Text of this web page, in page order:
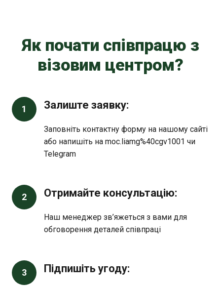
Як почати співпрацю з
візовим центром?
1 Залиште заявку:
Заповніть контактну форму на нашому сайті
або напишіть на moc.liamg%40cgv1001 чи
Telegram
2 Отримайте консультацію:
Наш менеджер зв’яжеться з вами для
обговорення деталей співпраці
3 Підпишіть угоду: